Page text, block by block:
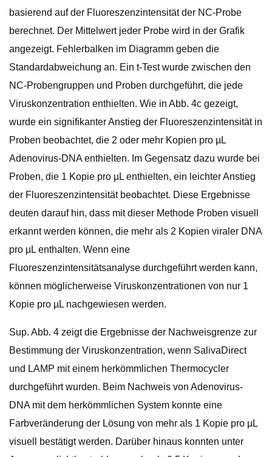
basierend auf der Fluoreszenzintensität der NC-Probe
berechnet. Der Mittelwert jeder Probe wird in der Grafik
angezeigt. Fehlerbalken im Diagramm geben die
Standardabweichung an. Ein t-Test wurde zwischen den
NC-Probengruppen und Proben durchgeführt, die jede
Viruskonzentration enthielten. Wie in Abb. 4c gezeigt,
wurde ein signifikanter Anstieg der Fluoreszenzintensität in
Proben beobachtet, die 2 oder mehr Kopien pro µL
Adenovirus-DNA enthielten. Im Gegensatz dazu wurde bei
Proben, die 1 Kopie pro µL enthielten, ein leichter Anstieg
der Fluoreszenzintensität beobachtet. Diese Ergebnisse
deuten darauf hin, dass mit dieser Methode Proben visuell
erkannt werden können, die mehr als 2 Kopien viraler DNA
pro µL enthalten. Wenn eine
Fluoreszenzintensitätsanalyse durchgeführt werden kann,
können möglicherweise Viruskonzentrationen von nur 1
Kopie pro µL nachgewiesen werden.
Sup. Abb. 4 zeigt die Ergebnisse der Nachweisgrenze zur
Bestimmung der Viruskonzentration, wenn SalivaDirect
und LAMP mit einem herkömmlichen Thermocycler
durchgeführt wurden. Beim Nachweis von Adenovirus-
DNA mit dem herkömmlichen System konnte eine
Farbveränderung der Lösung von mehr als 1 Kopie pro µL
visuell bestätigt werden. Darüber hinaus konnten unter